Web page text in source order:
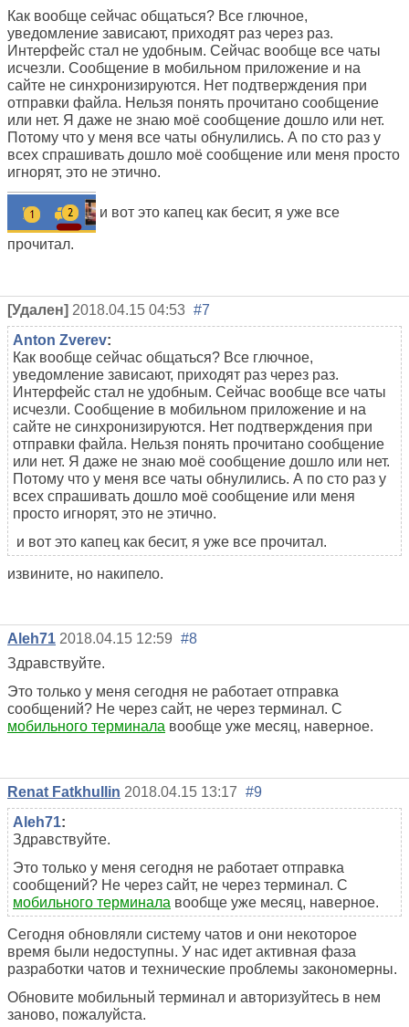
Как вообще сейчас общаться? Все глючное,
уведомление зависают, приходят раз через раз.
Интерфейс стал не удобным. Сейчас вообще все чаты
исчезли. Сообщение в мобильном приложение и на
сайте не синхронизируются. Нет подтверждения при
отправки файла. Нельзя понять прочитано сообщение
или нет. Я даже не знаю моё сообщение дошло или нет.
Потому что у меня все чаты обнулились. А по сто раз у
всех спрашивать дошло моё сообщение или меня просто
игнорят, это не этично.
и вот это капец как бесит, я уже все
прочитал.
[Удален] 2018.04.15 04:53 #7
Anton Zverev:
Как вообще сейчас общаться? Все глючное,
уведомление зависают, приходят раз через раз.
Интерфейс стал не удобным. Сейчас вообще все чаты
исчезли. Сообщение в мобильном приложение и на
сайте не синхронизируются. Нет подтверждения при
отправки файла. Нельзя понять прочитано сообщение
или нет. Я даже не знаю моё сообщение дошло или нет.
Потому что у меня все чаты обнулились. А по сто раз у
всех спрашивать дошло моё сообщение или меня
просто игнорят, это не этично.
и вот это капец как бесит, я уже все прочитал.
извините, но накипело.
Aleh71 2018.04.15 12:59 #8
Здравствуйте.
Это только у меня сегодня не работает отправка
сообщений? Не через сайт, не через терминал. С
мобильного терминала вообще уже месяц, наверное.
Renat Fatkhullin 2018.04.15 13:17 #9
Aleh71:
Здравствуйте.
Это только у меня сегодня не работает отправка
сообщений? Не через сайт, не через терминал. С
мобильного терминала вообще уже месяц, наверное.
Сегодня обновляли систему чатов и они некоторое
время были недоступны. У нас идет активная фаза
разработки чатов и технические проблемы закономерны.
Обновите мобильный терминал и авторизуйтесь в нем
заново, пожалуйста.